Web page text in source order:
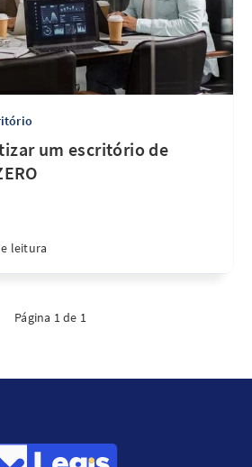
um escritório de
leitura
Página 1 de 1